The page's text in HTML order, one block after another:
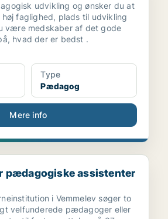
udvikling og ønsker du at
faglighed, plads til udvikling
være medskaber af det gode
hvad der er bedst .
Type
Pædagog
Mere info
assistenter til børneh...
pædagogiske assistenter
i Vemmelev søger to
velfunderede pædagoger eller